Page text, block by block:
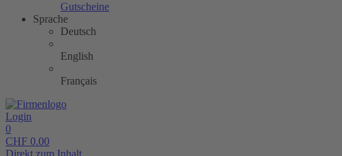
Gutscheine
Sprache
Deutsch
English
Français
Login
0
CHF 0.00
Direkt zum Inhalt